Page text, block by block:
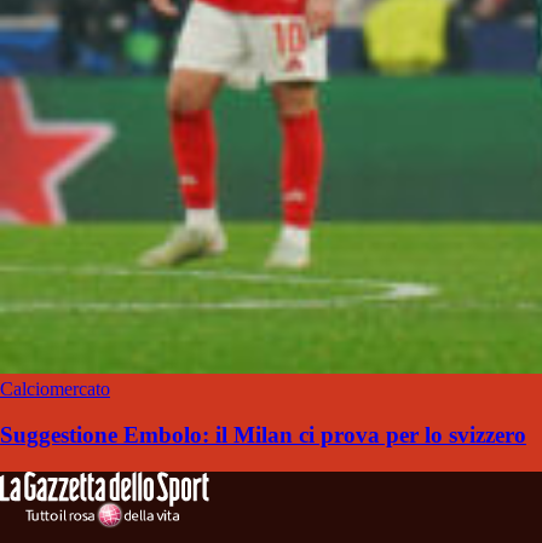
Calciomercato
Suggestione Embolo: il Milan ci prova per lo svizzero